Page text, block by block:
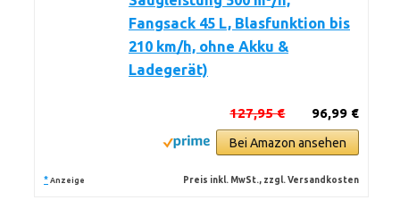
Fangsack 45 L, Blasfunktion bis
210 km/h, ohne Akku &
Ladegerät)
96,99 €
127,95 €
Bei Amazon ansehen
* Anzeige Preis inkl. MwSt., zzgl. Versandkosten